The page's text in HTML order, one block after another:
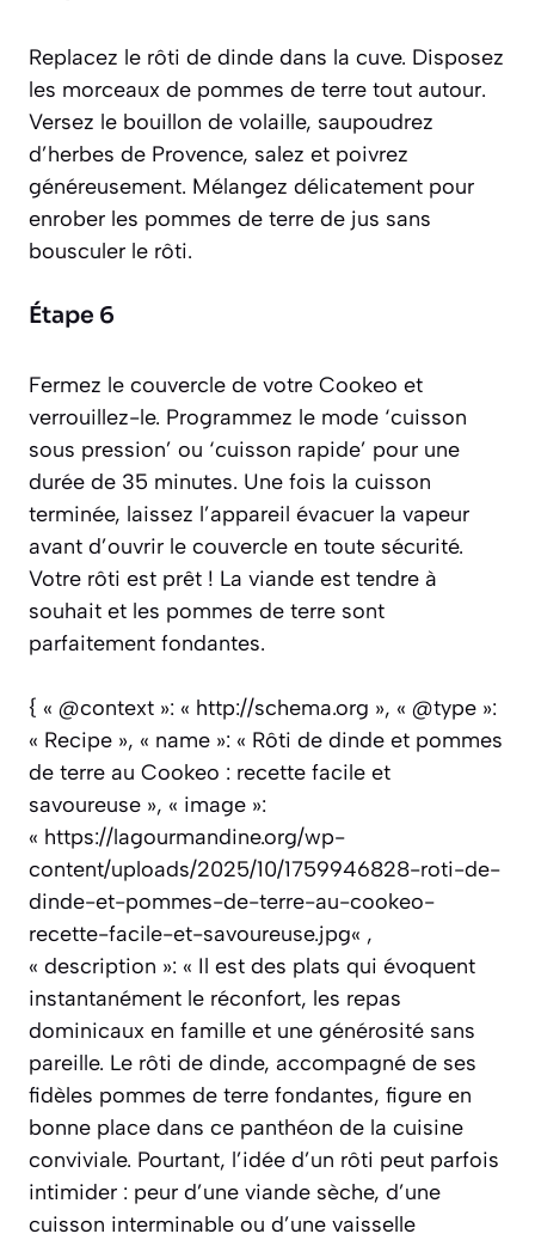
Replacez le rôti de dinde dans la cuve. Disposez
les morceaux de pommes de terre tout autour.
Versez le bouillon de volaille, saupoudrez
d’herbes de Provence, salez et poivrez
généreusement. Mélangez délicatement pour
enrober les pommes de terre de jus sans
bousculer le rôti.
Étape 6
Fermez le couvercle de votre Cookeo et
verrouillez-le. Programmez le mode ‘cuisson
sous pression’ ou ‘cuisson rapide’ pour une
durée de 35 minutes. Une fois la cuisson
terminée, laissez l’appareil évacuer la vapeur
avant d’ouvrir le couvercle en toute sécurité.
Votre rôti est prêt ! La viande est tendre à
souhait et les pommes de terre sont
parfaitement fondantes.
{ « @context »: « http://schema.org », « @type »:
« Recipe », « name »: « Rôti de dinde et pommes
de terre au Cookeo : recette facile et
savoureuse », « image »:
« https://lagourmandine.org/wp-
content/uploads/2025/10/1759946828-roti-de-
dinde-et-pommes-de-terre-au-cookeo-
recette-facile-et-savoureuse.jpg« ,
« description »: « Il est des plats qui évoquent
instantanément le réconfort, les repas
dominicaux en famille et une générosité sans
pareille. Le rôti de dinde, accompagné de ses
fidèles pommes de terre fondantes, figure en
bonne place dans ce panthéon de la cuisine
conviviale. Pourtant, l’idée d’un rôti peut parfois
intimider : peur d’une viande sèche, d’une
cuisson interminable ou d’une vaisselle